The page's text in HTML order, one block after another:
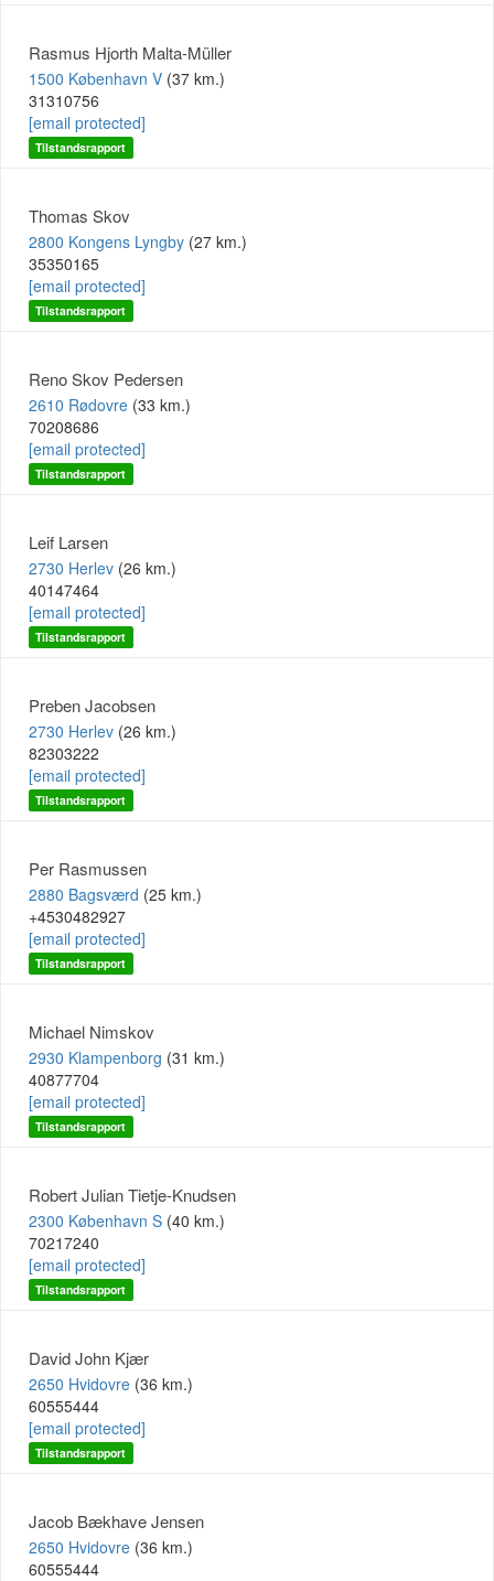
Rasmus Hjorth Malta-Müller
1500 København V (37 km.)
31310756
[email protected]
Tilstandsrapport
Thomas Skov
2800 Kongens Lyngby (27 km.)
35350165
[email protected]
Tilstandsrapport
Reno Skov Pedersen
2610 Rødovre (33 km.)
70208686
[email protected]
Tilstandsrapport
Leif Larsen
2730 Herlev (26 km.)
40147464
[email protected]
Tilstandsrapport
Preben Jacobsen
2730 Herlev (26 km.)
82303222
[email protected]
Tilstandsrapport
Per Rasmussen
2880 Bagsværd (25 km.)
+4530482927
[email protected]
Tilstandsrapport
Michael Nimskov
2930 Klampenborg (31 km.)
40877704
[email protected]
Tilstandsrapport
Robert Julian Tietje-Knudsen
2300 København S (40 km.)
70217240
[email protected]
Tilstandsrapport
David John Kjær
2650 Hvidovre (36 km.)
60555444
[email protected]
Tilstandsrapport
Jacob Bækhave Jensen
2650 Hvidovre (36 km.)
60555444